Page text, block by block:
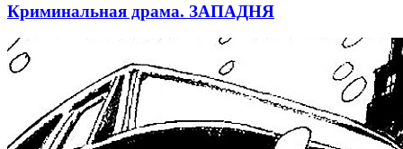
Криминальная драма. ЗАПАДНЯ